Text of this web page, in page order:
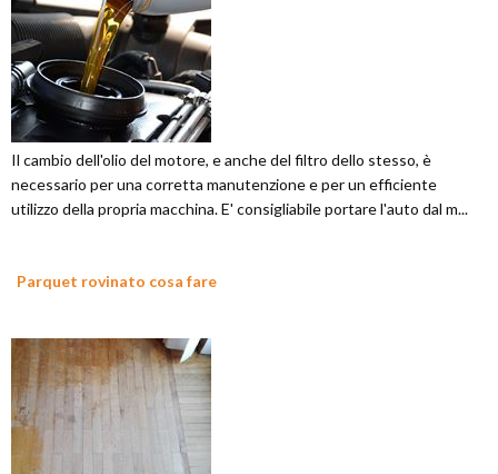
Il cambio dell'olio del motore, e anche del filtro dello stesso, è
necessario per una corretta manutenzione e per un efficiente
utilizzo della propria macchina. E' consigliabile portare l'auto dal m...
Parquet rovinato cosa fare